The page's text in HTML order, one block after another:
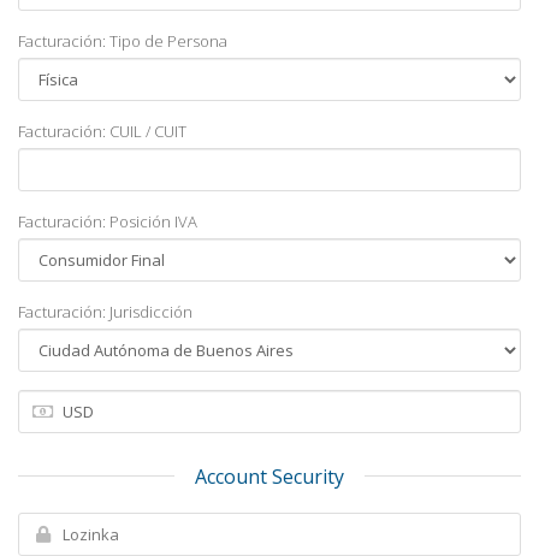
Facturación: Tipo de Persona
Facturación: CUIL / CUIT
Facturación: Posición IVA
Facturación: Jurisdicción
Account Security